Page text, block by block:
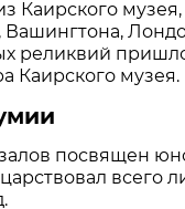
Каирского
Вашингтона,
реликвий
Каирского музея.
посвящен
всего